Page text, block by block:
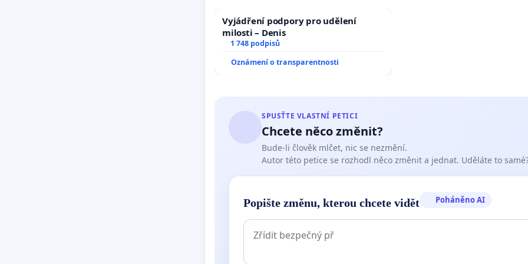
Vyjádření podpory pro udělení
milosti – Denis
1 748 podpisů
Oznámení o transparentnosti
SPUSŤTE VLASTNÍ PETICI
Chcete něco změnit?
Bude-li člověk mlčet, nic se nezmění.
Autor této petice se rozhodl něco změnit a jednat. Uděláte to
Popište změnu, kterou chcete vidět Poháněno AI